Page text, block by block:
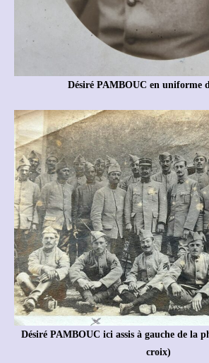
Désiré PAMBOUC en uniforme
Désiré PAMBOUC ici assis à gauche de la
croix)